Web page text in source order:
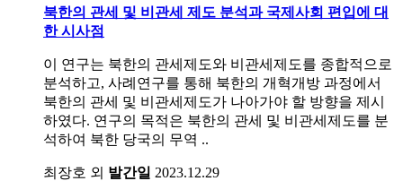
북한의 관세 및 비관세 제도 분석과 국제사회 편입에 대
한 시사점
이 연구는 북한의 관세제도와 비관세제도를 종합적으로
분석하고, 사례연구를 통해 북한의 개혁개방 과정에서
북한의 관세 및 비관세제도가 나아가야 할 방향을 제시
하였다. 연구의 목적은 북한의 관세 및 비관세제도를 분
석하여 북한 당국의 무역 ..
최장호 외 발간일 2023.12.29